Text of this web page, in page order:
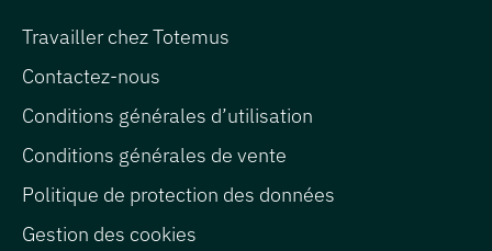
Travailler chez Totemus
Contactez-nous
Conditions générales d’utilisation
Conditions générales de vente
Politique de protection des données
Gestion des cookies